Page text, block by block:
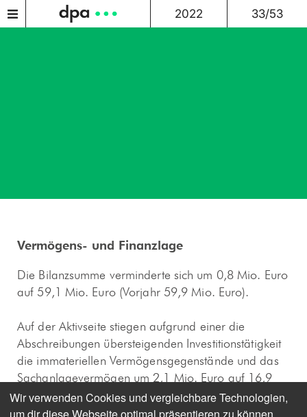
2022 33/53
Vermögens- und Finanzlage
Die Bilanzsumme verminderte sich um 0,8 Mio. Euro
auf 59,1 Mio. Euro (Vorjahr 59,9 Mio. Euro).
Auf der Aktivseite stiegen aufgrund einer die
Abschreibungen übersteigenden Investitionstätigkeit
die immateriellen Vermögensgegenstände und das
Sachanlagevermögen um 2,1 Mio. Euro auf 16,9
Mio. Euro (Vorjahr 14,8 Mio. Euro). Bei den
Finanzanlagen wirkt sich eine Umgliederung von
Wir verwenden Cookies und vergleichbare Technologien,
um dir diese Webseite optimal präsentieren zu können.